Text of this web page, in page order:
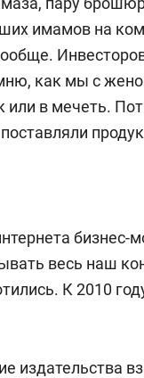
имамов на
как мы с
в мечеть.
бизнес-
весь наш
К 2010
издательства